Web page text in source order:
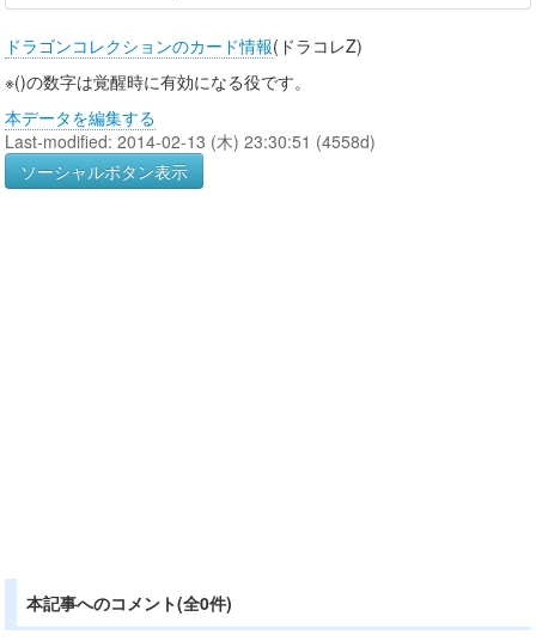
ドラゴンコレクションのカード情報(ドラコレZ)
※()の数字は覚醒時に有効になる役です。
本データを編集する
Last-modified: 2014-02-13 (木) 23:30:51 (4558d)
ソーシャルボタン表示
本記事へのコメント(全0件)